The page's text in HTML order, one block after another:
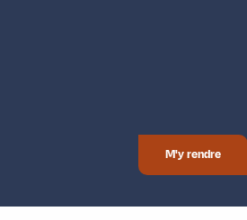
M'y rendre